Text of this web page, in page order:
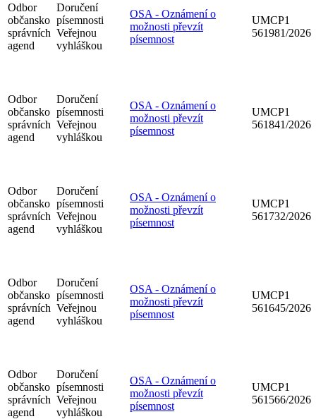
Odbor
občansko
správních
agend
Doručení
písemnosti
Veřejnou
vyhláškou
OSA - Oznámení o
možnosti převzít
písemnost
UMCP1
561981/2026
Odbor
občansko
správních
agend
Doručení
písemnosti
Veřejnou
vyhláškou
OSA - Oznámení o
možnosti převzít
písemnost
UMCP1
561841/2026
Odbor
občansko
správních
agend
Doručení
písemnosti
Veřejnou
vyhláškou
OSA - Oznámení o
možnosti převzít
písemnost
UMCP1
561732/2026
Odbor
občansko
správních
agend
Doručení
písemnosti
Veřejnou
vyhláškou
OSA - Oznámení o
možnosti převzít
písemnost
UMCP1
561645/2026
Odbor
občansko
správních
agend
Doručení
písemnosti
Veřejnou
vyhláškou
OSA - Oznámení o
možnosti převzít
písemnost
UMCP1
561566/2026